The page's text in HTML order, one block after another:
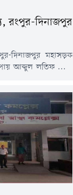
রংপুর-দিনাজপুর
দিনাজপুর মহাসড়ক
আব্দুল লতিফ নামে
এক ঘণ্টা যান চলাচল
গিয়ে পরিস্থিতি
স্বাভাবিক হয়।
২০ মিনিটের দিকে